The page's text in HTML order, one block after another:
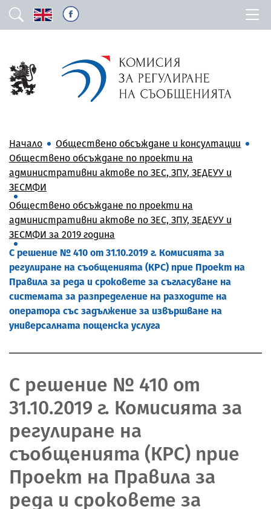
Начало
Обществено обсъждане и консултации
Обществено обсъждане по проекти на
административни актове по ЗЕС, ЗПУ, ЗЕДЕУУ и
ЗЕСМФИ
Обществено обсъждане по проекти на
административни актове по ЗЕС, ЗПУ, ЗЕДЕУУ и
ЗЕСМФИ за 2019 година
С решение № 410 от 31.10.2019 г. Комисията за
регулиране на съобщенията (КРС) прие Проект на
Правила за реда и сроковете за съгласуване на
системата за разпределение на разходите на
оператора със задължение за извършване на
универсалната пощенска услуга
С решение № 410 от
31.10.2019 г. Комисията за
регулиране на
съобщенията (КРС) прие
Проект на Правила за
реда и сроковете за